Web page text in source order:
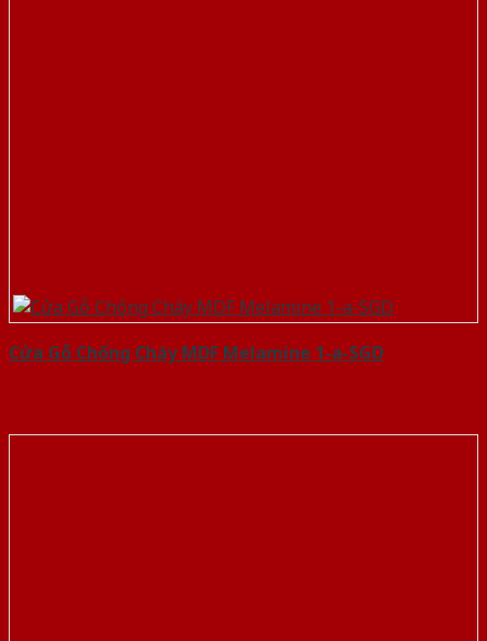
Cửa Gỗ Chống Cháy MDF Melamine 1-a-SGD